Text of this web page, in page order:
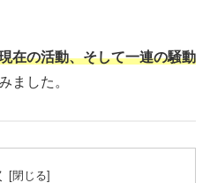
在の活動、そして一連の騒動
ました。